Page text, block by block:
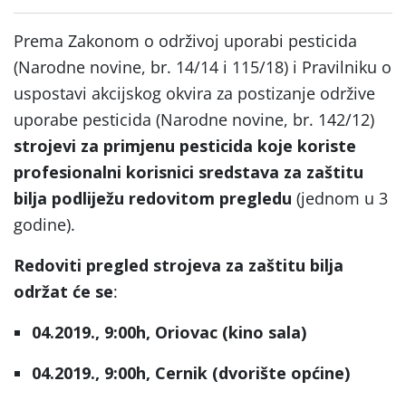
Prema Zakonom o održivoj uporabi pesticida
(Narodne novine, br. 14/14 i 115/18) i Pravilniku o
uspostavi akcijskog okvira za postizanje održive
uporabe pesticida (Narodne novine, br. 142/12)
strojevi za primjenu pesticida koje koriste
profesionalni korisnici sredstava za zaštitu
bilja podliježu redovitom pregledu (jednom u 3
godine).
Redoviti pregled strojeva za zaštitu bilja
održat će se:
04.2019., 9:00h, Oriovac (kino sala)
04.2019., 9:00h, Cernik (dvorište općine)